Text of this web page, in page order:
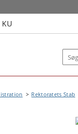
Rektoratets Stab